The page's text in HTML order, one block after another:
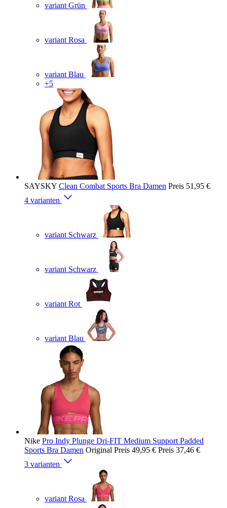
variant Grün
variant Rosa
variant Blau
+5
SAYSKY Clean Combat Sports Bra Damen Preis 51,95 €
4 varianten
variant Schwarz
variant Schwarz
variant Rot
variant Blau
Nike Pro Indy Plunge Dri-FIT Medium Support Padded
Sports Bra Damen Original Preis 49,95 € Preis 37,46 €
3 varianten
variant Rosa